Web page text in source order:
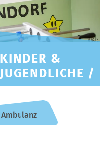
KINDER &
JUGENDLICHE /
Ambulanz